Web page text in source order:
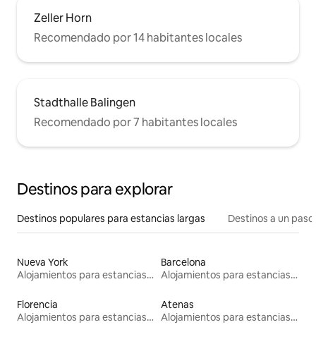
Zeller Horn
Recomendado por 14 habitantes locales
Stadthalle Balingen
Recomendado por 7 habitantes locales
Destinos para explorar
Destinos populares para estancias largas Destinos a un
Nueva York
Alojamientos para estancias largas
Barcelona
Alojamientos para estancias largas
Florencia
Alojamientos para estancias largas
Atenas
Alojamientos para estancias largas